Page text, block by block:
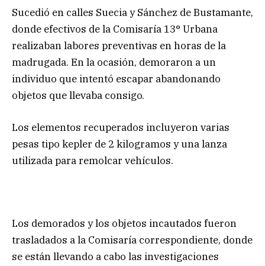
Sucedió en calles Suecia y Sánchez de Bustamante,
donde efectivos de la Comisaría 13° Urbana
realizaban labores preventivas en horas de la
madrugada. En la ocasión, demoraron a un
individuo que intentó escapar abandonando
objetos que llevaba consigo.
Los elementos recuperados incluyeron varias
pesas tipo kepler de 2 kilogramos y una lanza
utilizada para remolcar vehículos.
Los demorados y los objetos incautados fueron
trasladados a la Comisaría correspondiente, donde
se están llevando a cabo las investigaciones